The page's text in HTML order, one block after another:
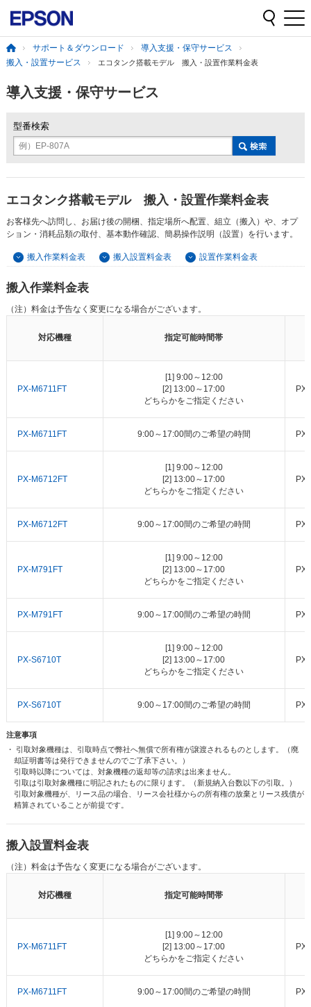
サポート＆ダウンロード
導入支援・保守サービス
搬入・設置サービス
エコタンク搭載モデル 搬入・設置作業料金表
導入支援・保守サービス
型番検索
例）EP-807A
エコタンク搭載モデル 搬入・設置作業料金表
お客様先へ訪問し、お届け後の開梱、指定場所へ配置、組立（搬入）や、オプ
ション・消耗品類の取付、基本動作確認、簡易操作説明（設置）を行います。
搬入作業料金表 搬入設置料金表 設置作業料金表
搬入作業料金表
（注）料金は予告なく変更になる場合がございます。
対応機種 指定可能時間帯
PX-M6711FT
[1] 9:00～12:00
[2] 13:00～17:00
どちらかをご指定ください
PX-M6711FT 9:00～17:00間のご希望の時間
PX-M6712FT
[1] 9:00～12:00
[2] 13:00～17:00
どちらかをご指定ください
PX-M6712FT 9:00～17:00間のご希望の時間
PX-M791FT
[1] 9:00～12:00
[2] 13:00～17:00
どちらかをご指定ください
PX-M791FT 9:00～17:00間のご希望の時間
PX-S6710T
[1] 9:00～12:00
[2] 13:00～17:00
どちらかをご指定ください
PX-S6710T 9:00～17:00間のご希望の時間
注意事項
・ 引取対象機種は、引取時点で弊社へ無償で所有権が譲渡されるものとします。（廃
却証明書等は発行できませんのでご了承下さい。）
引取時以降については、対象機種の返却等の請求は出来ません。
引取は引取対象機種に明記されたものに限ります。（新規納入台数以下の引取。）
引取対象機種が、リース品の場合、リース会社様からの所有権の放棄とリース残債が
精算されていることが前提です。
搬入設置料金表
（注）料金は予告なく変更になる場合がございます。
対応機種 指定可能時間帯
PX-M6711FT
[1] 9:00～12:00
[2] 13:00～17:00
どちらかをご指定ください
PX-M6711FT 9:00～17:00間のご希望の時間